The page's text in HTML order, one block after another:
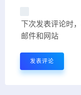
下次发表评论时
邮件和网站